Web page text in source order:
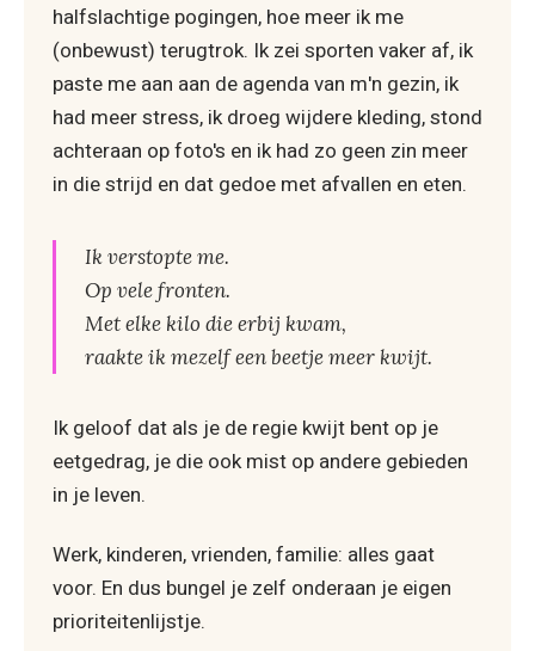
halfslachtige pogingen, hoe meer ik me
(onbewust) terugtrok. Ik zei sporten vaker af, ik
paste me aan aan de agenda van m'n gezin, ik
had meer stress, ik droeg wijdere kleding, stond
achteraan op foto's en ik had zo geen zin meer
in die strijd en dat gedoe met afvallen en eten.
Ik verstopte me.
Op vele fronten.
Met elke kilo die erbij kwam,
raakte ik mezelf een beetje meer kwijt.
Ik geloof dat als je de regie kwijt bent op je
eetgedrag, je die ook mist op andere gebieden
in je leven.
Werk, kinderen, vrienden, familie: alles gaat
voor. En dus bungel je zelf onderaan je eigen
prioriteitenlijstje.